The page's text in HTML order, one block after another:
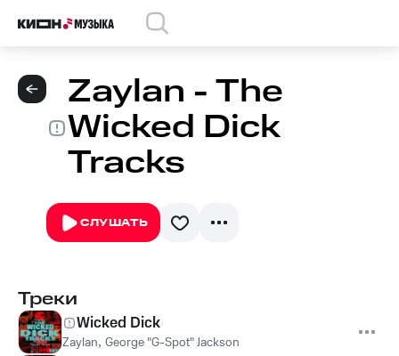
Zaylan - The
Wicked Dick
Tracks
СЛУШАТЬ
Треки
Wicked Dick
Zaylan, George "G-Spot" Jackson